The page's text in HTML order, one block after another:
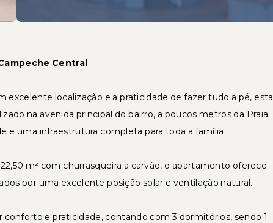
Central
localização e a praticidade de fazer tudo a pé, esta
na avenida principal do bairro, a poucos metros da Praia
e uma infraestrutura completa para toda a família.
m² com churrasqueira a carvão, o apartamento oferece
por uma excelente posição solar e ventilação natural.
e praticidade, contando com 3 dormitórios, sendo 1